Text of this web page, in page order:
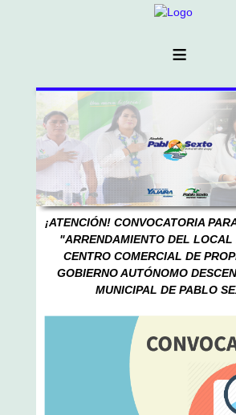
≡
¡ATENCIÓN! CONVOCATORIA
"ARRENDAMIENTO DEL LOCAL
CENTRO COMERCIAL DE
GOBIERNO AUTÓNOMO
MUNICIPAL DE PABLO